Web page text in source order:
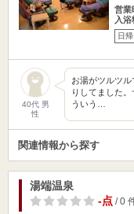
営業
入浴
日帰
40代 男
性
お湯がツルツ
りしてました
ういう…
関連情報から探す
湯端温泉
-点/ 0